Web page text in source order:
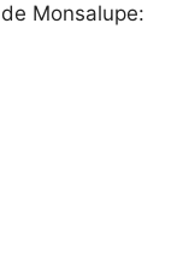
Monsalupe: